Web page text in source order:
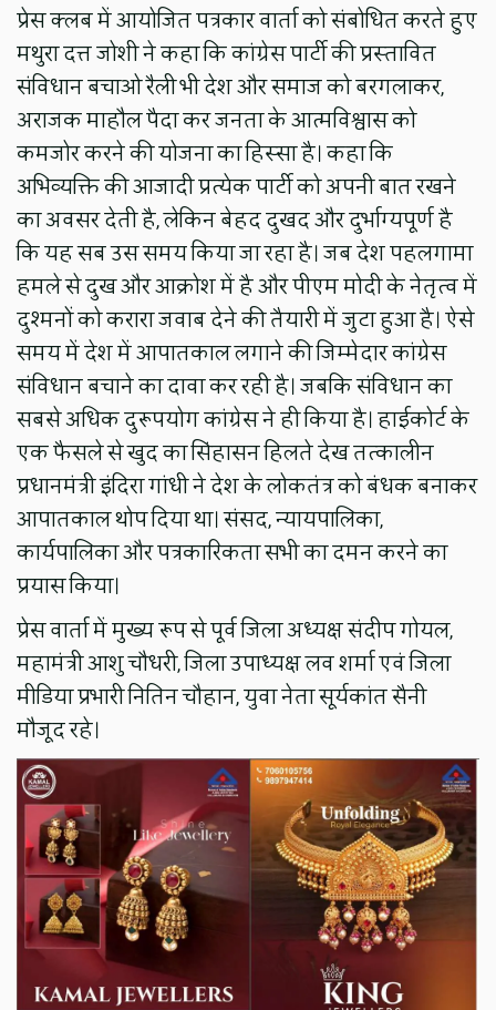
प्रेस क्लब में आयोजित पत्रकार वार्ता को संबोधित करते हुए
मथुरा दत्त जोशी ने कहा कि कांग्रेस पार्टी की प्रस्तावित
संविधान बचाओ रैली भी देश और समाज को बरगलाकर,
अराजक माहौल पैदा कर जनता के आत्मविश्वास को
कमजोर करने की योजना का हिस्सा है। कहा कि
अभिव्यक्ति की आजादी प्रत्येक पार्टी को अपनी बात रखने
का अवसर देती है, लेकिन बेहद दुखद और दुर्भाग्यपूर्ण है
कि यह सब उस समय किया जा रहा है। जब देश पहलगामा
हमले से दुख और आक्रोश में है और पीएम मोदी के नेतृत्व में
दुश्मनों को करारा जवाब देने की तैयारी में जुटा हुआ है। ऐसे
समय में देश में आपातकाल लगाने की जिम्मेदार कांग्रेस
संविधान बचाने का दावा कर रही है। जबकि संविधान का
सबसे अधिक दुरूपयोग कांग्रेस ने ही किया है। हाईकोर्ट के
एक फैसले से खुद का सिंहासन हिलते देख तत्कालीन
प्रधानमंत्री इंदिरा गांधी ने देश के लोकतंत्र को बंधक बनाकर
आपातकाल थोप दिया था। संसद, न्यायपालिका,
कार्यपालिका और पत्रकारिकता सभी का दमन करने का
प्रयास किया।
प्रेस वार्ता में मुख्य रूप से पूर्व जिला अध्यक्ष संदीप गोयल,
महामंत्री आशु चौधरी, जिला उपाध्यक्ष लव शर्मा एवं जिला
मीडिया प्रभारी नितिन चौहान, युवा नेता सूर्यकांत सैनी
मौजूद रहे।